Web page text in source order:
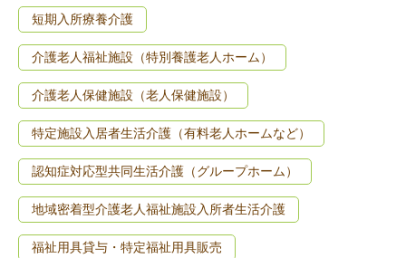
短期入所療養介護
介護老人福祉施設（特別養護老人ホーム）
介護老人保健施設（老人保健施設）
特定施設入居者生活介護（有料老人ホームなど）
認知症対応型共同生活介護（グループホーム）
地域密着型介護老人福祉施設入所者生活介護
福祉用具貸与・特定福祉用具販売